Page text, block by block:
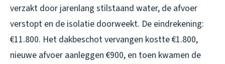
verzakt door jarenlang stilstaand water, de afvoer
verstopt en de isolatie doorweekt. De eindrekening:
€11.800. Het dakbeschot vervangen kostte €1.800,
nieuwe afvoer aanleggen €900, en toen kwamen de